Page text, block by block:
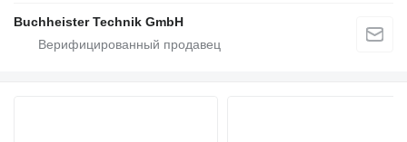
Buchheister Technik GmbH